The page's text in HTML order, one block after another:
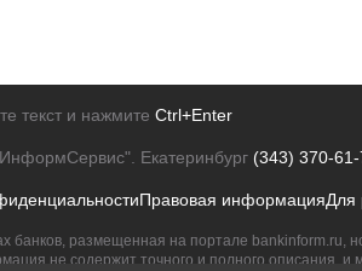
текст и нажмите Ctrl+Enter
Екатеринбург (343) 370-61-
Правовая информацияДля
банков, размещенная на портале bankinform.ru,
не содержит точного и полного описания, и